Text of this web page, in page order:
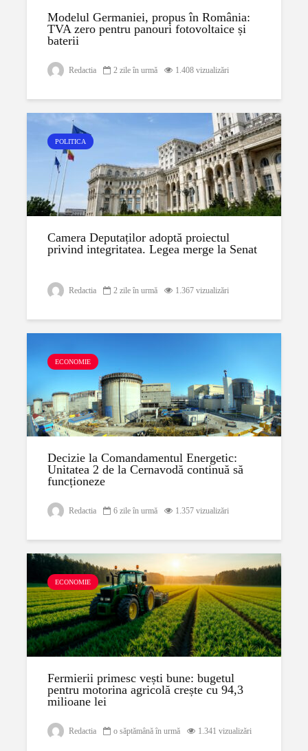
Modelul Germaniei, propus în România:
TVA zero pentru panouri fotovoltaice și
baterii
Redactia 2 zile în urmă 1.408 vizualizări
POLITICA
Camera Deputaților adoptă proiectul
privind integritatea. Legea merge la Senat
Redactia 2 zile în urmă 1.367 vizualizări
ECONOMIE
Decizie la Comandamentul Energetic:
Unitatea 2 de la Cernavodă continuă să
funcționeze
Redactia 6 zile în urmă 1.357 vizualizări
ECONOMIE
Fermierii primesc vești bune: bugetul
pentru motorina agricolă crește cu 94,3
milioane lei
Redactia o săptămână în urmă 1.341 vizualizări